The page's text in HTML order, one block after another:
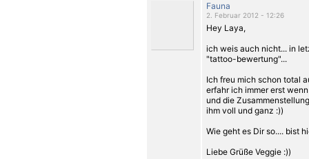
Fauna
2. Februar 2012 - 12:26
Hey Laya,
ich weis auch nicht... in
"tattoo-bewertung"...
Ich freu mich schon total
erfahr ich immer erst
und die
ihm voll und ganz :))
Wie geht es Dir so.... bist
Liebe Grüße Veggie :))